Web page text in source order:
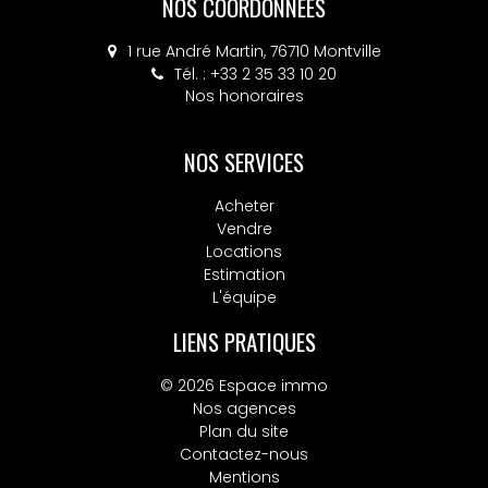
NOS COORDONNÉES
1 rue André Martin, 76710 Montville
Tél. : +33 2 35 33 10 20
Nos honoraires
NOS COORDONNÉES
4 place Colbert, 76130 Mont-Saint-Aignan
Tél. : +33 2 32 10 52 14
Nos honoraires
NOS SERVICES
Acheter
Vendre
Locations
Estimation
L'équipe
LIENS PRATIQUES
© 2026 Espace immo
Nos agences
Plan du site
Contactez-nous
Mentions